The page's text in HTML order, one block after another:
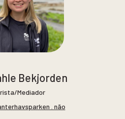
Bekjorden
Mediador
. não